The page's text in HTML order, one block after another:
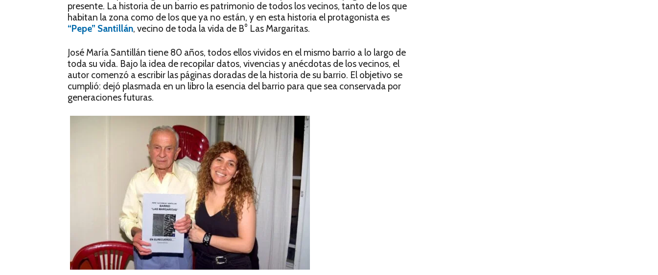
presente. La historia de un barrio es patrimonio de todos los vecinos, tanto de los que
habitan la zona como de los que ya no están, y en esta historia el protagonista es
“Pepe” Santillán, vecino de toda la vida de B° Las Margaritas.
José María Santillán tiene 80 años, todos ellos vividos en el mismo barrio a lo largo de
toda su vida. Bajo la idea de recopilar datos, vivencias y anécdotas de los vecinos, el
autor comenzó a escribir las páginas doradas de la historia de su barrio. El objetivo se
cumplió: dejó plasmada en un libro la esencia del barrio para que sea conservada por
generaciones futuras.